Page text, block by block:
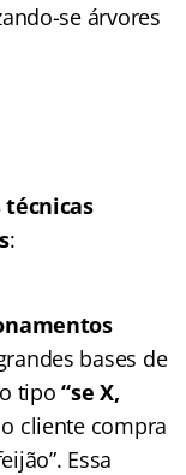
se árvores
técnicas
:
bases de
tipo“se X,
cliente compra
Essa